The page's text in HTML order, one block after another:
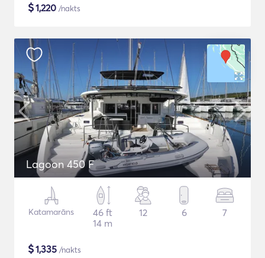
$1,220 /nakts
Lagoon 450 F
Katamarāns
46 ft
14 m
12 6 7
$1,335 /nakts